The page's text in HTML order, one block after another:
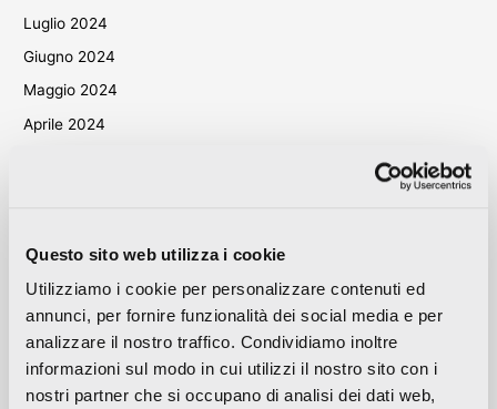
Questo sito web utilizza i cookie
Utilizziamo i cookie per personalizzare contenuti ed
annunci, per fornire funzionalità dei social media e per
analizzare il nostro traffico. Condividiamo inoltre
informazioni sul modo in cui utilizzi il nostro sito con i
nostri partner che si occupano di analisi dei dati web,
Luglio 2024
Giugno 2024
Maggio 2024
Aprile 2024
Maggio 2023
Aprile 2023
Settembre 2022
Marzo 2022
Ottobre 2021